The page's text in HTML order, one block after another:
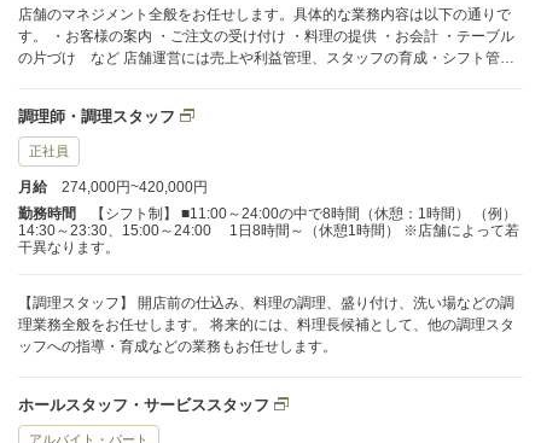
店舗のマネジメント全般をお任せします。具体的な業務内容は以下の通りで
す。 ・お客様の案内 ・ご注文の受け付け ・料理の提供 ・お会計 ・テーブル
の片づけ など 店舗運営には売上や利益管理、スタッフの育成・シフト管理
責任者として大きな権限を持つことができます。この経験を通じて、経営に
対する意識を高めるとともに、成長できるチャンスが広がっています。
調理師・調理スタッフ
正社員
月給
274,000円~420,000円
勤務時間
【シフト制】 ■11:00～24:00の中で8時間（休憩：1時間） （例）
14:30～23:30、15:00～24:00 1日8時間～（休憩1時間） ※店舗によって若
干異なります。
【調理スタッフ】 開店前の仕込み、料理の調理、盛り付け、洗い場などの調
理業務全般をお任せします。 将来的には、料理長候補として、他の調理スタ
ッフへの指導・育成などの業務もお任せします。
ホールスタッフ・サービススタッフ
アルバイト・パート